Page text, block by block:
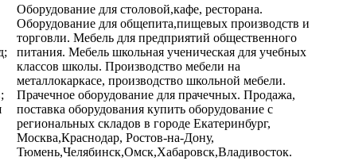
Оборудование для столовой,кафе, ресторана.
Оборудование для общепита,пищевых производств и
торговли. Мебель для предприятий общественного
питания. Мебель школьная ученическая для учебных
классов школы. Производство мебели на
металлокаркасе, производство школьной мебели.
Прачечное оборудование для прачечных. Продажа,
поставка оборудования купить оборудование с
региональных складов в городе Екатеринбург,
Москва,Краснодар, Ростов-на-Дону,
Тюмень,Челябинск,Омск,Хабаровск,Владивосток.